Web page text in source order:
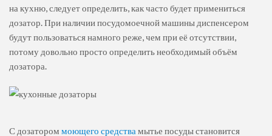
на кухню, следует определить, как часто будет примениться
дозатор. При наличии посудомоечной машины диспенсером
будут пользоваться намного реже, чем при её отсутствии,
потому довольно просто определить необходимый объём
дозатора.
С дозатором моющего средства мытье посуды становится